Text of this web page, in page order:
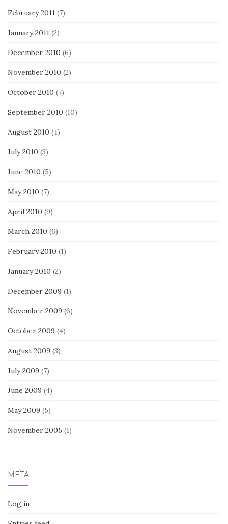
February 2011 (7)
January 2011 (2)
December 2010 (6)
November 2010 (2)
October 2010 (7)
September 2010 (10)
August 2010 (4)
July 2010 (3)
June 2010 (5)
May 2010 (7)
April 2010 (9)
March 2010 (6)
February 2010 (1)
January 2010 (2)
December 2009 (1)
November 2009 (6)
October 2009 (4)
August 2009 (3)
July 2009 (7)
June 2009 (4)
May 2009 (5)
November 2005 (1)
META
Log in